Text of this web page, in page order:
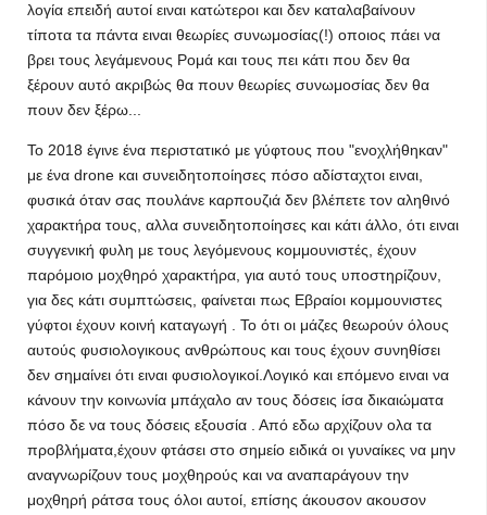
λογία επειδή αυτοί ειναι κατώτεροι και δεν καταλαβαίνουν
τίποτα τα πάντα ειναι θεωρίες συνωμοσίας(!) οποιος πάει να
βρει τους λεγάμενους Ρομά και τους πει κάτι που δεν θα
ξέρουν αυτό ακριβώς θα πουν θεωρίες συνωμοσίας δεν θα
πουν δεν ξέρω...
Το 2018 έγινε ένα περιστατικό με γύφτους που "ενοχλήθηκαν"
με ένα drone και συνειδητοποίησες πόσο αδίσταχτοι ειναι,
φυσικά όταν σας πουλάνε καρπουζιά δεν βλέπετε τον αληθινό
χαρακτήρα τους, αλλα συνειδητοποίησες και κάτι άλλο, ότι ειναι
συγγενική φυλη με τους λεγόμενους κομμουνιστές, έχουν
παρόμοιο μοχθηρό χαρακτήρα, για αυτό τους υποστηρίζουν,
για δες κάτι συμπτώσεις, φαίνεται πως Εβραίοι κομμουνιστες
γύφτοι έχουν κοινή καταγωγή . Το ότι οι μάζες θεωρούν όλους
αυτούς φυσιολογικους ανθρώπους και τους έχουν συνηθίσει
δεν σημαίνει ότι ειναι φυσιολογικοί.Λογικό και επόμενο ειναι να
κάνουν την κοινωνία μπάχαλο αν τους δόσεις ίσα δικαιώματα
πόσο δε να τους δόσεις εξουσία . Από εδω αρχίζουν ολα τα
προβλήματα,έχουν φτάσει στο σημείο ειδικά οι γυναίκες να μην
αναγνωρίζουν τους μοχθηρούς και να αναπαράγουν την
μοχθηρή ράτσα τους όλοι αυτοί, επίσης άκουσον ακουσον